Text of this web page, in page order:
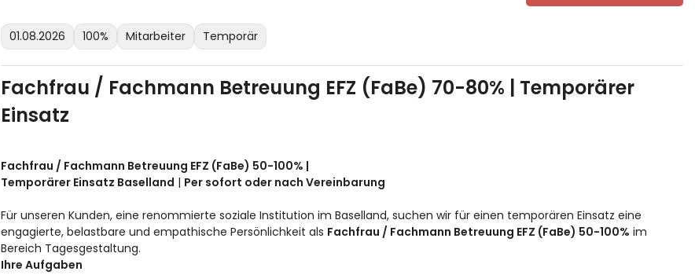
01.08.2026 100% Mitarbeiter Temporär
Fachfrau / Fachmann Betreuung EFZ (FaBe) 70-80% | Temporärer
Einsatz
Fachfrau / Fachmann Betreuung EFZ (FaBe) 50-100% |
Temporärer Einsatz Baselland | Per sofort oder nach Vereinbarung
Für unseren Kunden, eine renommierte soziale Institution im Baselland, suchen wir für einen temporären Einsatz eine
engagierte, belastbare und empathische Persönlichkeit als Fachfrau / Fachmann Betreuung EFZ (FaBe) 50-100% im
Bereich Tagesgestaltung.
Ihre Aufgaben